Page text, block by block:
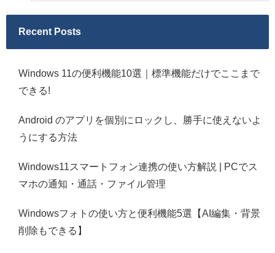
Recent Posts
Windows 11の便利機能10選｜標準機能だけでここまで
できる!
Android のアプリを個別にロックし、勝手に使えないよ
うにする方法
Windows11スマートフォン連携の使い方解説 | PCでス
マホの通知・通話・ファイル管理
Windowsフォトの使い方と便利機能5選【AI編集・背景
削除もできる】